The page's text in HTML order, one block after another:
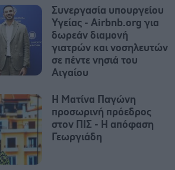
Συνεργασία υπουργείου
Υγείας - Airbnb.org για
δωρεάν διαμονή
γιατρών και νοσηλευτών
σε πέντε νησιά του
Αιγαίου
Η Ματίνα Παγώνη
προσωρινή πρόεδρος
στον ΠΙΣ - Η απόφαση
Γεωργιάδη